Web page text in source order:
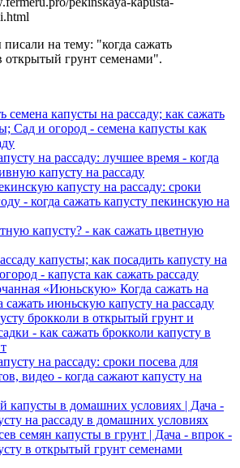
на тему: "когда сажать
открытый грунт семенами".
семена капусты на рассаду; как сажать
Сад и огород - семена капусты как
на рассаду: лучшее время - когда
капусту на рассаду
капусту на рассаду: сроки
- когда сажать капусту пекинскую на
капусту? - как сажать цветную
капусты; как посадить капусту на
- капуста как сажать рассаду
«Июньскую» Когда сажать на
сажать июньскую капусту на рассаду
брокколи в открытый грунт и
- как сажать брокколи капусту в
на рассаду: сроки посева для
видео - когда сажают капусту на
капусты в домашних условиях | Дача -
на рассаду в домашних условиях
семян капусты в грунт | Дача - впрок -
в открытый грунт семенами